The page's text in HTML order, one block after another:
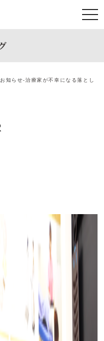
お知らせ-治療家が不幸になる落とし